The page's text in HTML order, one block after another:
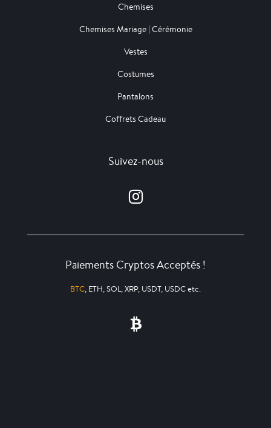
Chemises
Chemises Mariage | Cérémonie
Vestes
Costumes
Pantalons
Coffrets Cadeau
Suivez-nous
Paiements Cryptos Acceptés !
BTC, ETH, SOL, XRP, USDT, USDC etc.